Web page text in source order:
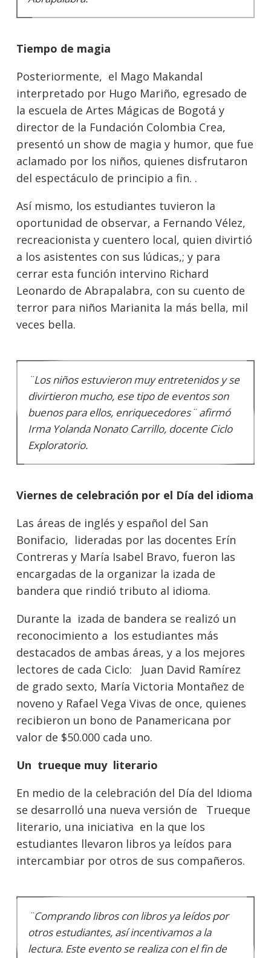
Tiempo de magia
Posteriormente, el Mago Makandal
interpretado por Hugo Mariño, egresado de
la escuela de Artes Mágicas de Bogotá y
director de la Fundación Colombia Crea,
presentó un show de magia y humor, que fue
aclamado por los niños, quienes disfrutaron
del espectáculo de principio a fin. .
Así mismo, los estudiantes tuvieron la
oportunidad de observar, a Fernando Vélez,
recreacionista y cuentero local, quien divirtió
a los asistentes con sus lúdicas,; y para
cerrar esta función intervino Richard
Leonardo de Abrapalabra, con su cuento de
terror para niños Marianita la más bella, mil
veces bella.
¨Los niños estuvieron muy entretenidos y se
divirtieron mucho, ese tipo de eventos son
buenos para ellos, enriquecedores¨ afirmó
Irma Yolanda Nonato Carrillo, docente Ciclo
Exploratorio.
Viernes de celebración por el Día del idioma
Las áreas de inglés y español del San
Bonifacio, lideradas por las docentes Erín
Contreras y María Isabel Bravo, fueron las
encargadas de la organizar la izada de
bandera que rindió tributo al idioma.
Durante la izada de bandera se realizó un
reconocimiento a los estudiantes más
destacados de ambas áreas, y a los mejores
lectores de cada Ciclo: Juan David Ramírez
de grado sexto, María Victoria Montañez de
noveno y Rafael Vega Vivas de once, quienes
recibieron un bono de Panamericana por
valor de $50.000 cada uno.
Un trueque muy literario
En medio de la celebración del Día del Idioma
se desarrolló una nueva versión de Trueque
literario, una iniciativa en la que los
estudiantes llevaron libros ya leídos para
intercambiar por otros de sus compañeros.
¨Comprando libros con libros ya leídos por
otros estudiantes, así incentivamos a la
lectura. Este evento se realiza con el fin de